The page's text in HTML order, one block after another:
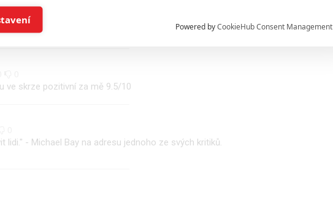
0
ve skrze pozitivní za mě 9.5/10
lidi." - Michael Bay na adresu jednoho ze svých kritiků.
a/nebo přístup k informacím v zařízení

založená na omezených údajích a měření reklamy
obsah, měření obsahu, průzkum publika a vývoj
bezpečnosti, předcházení a zjišťování podvodů a odstraňování chyb,
Powered byCookieHub Consent Management